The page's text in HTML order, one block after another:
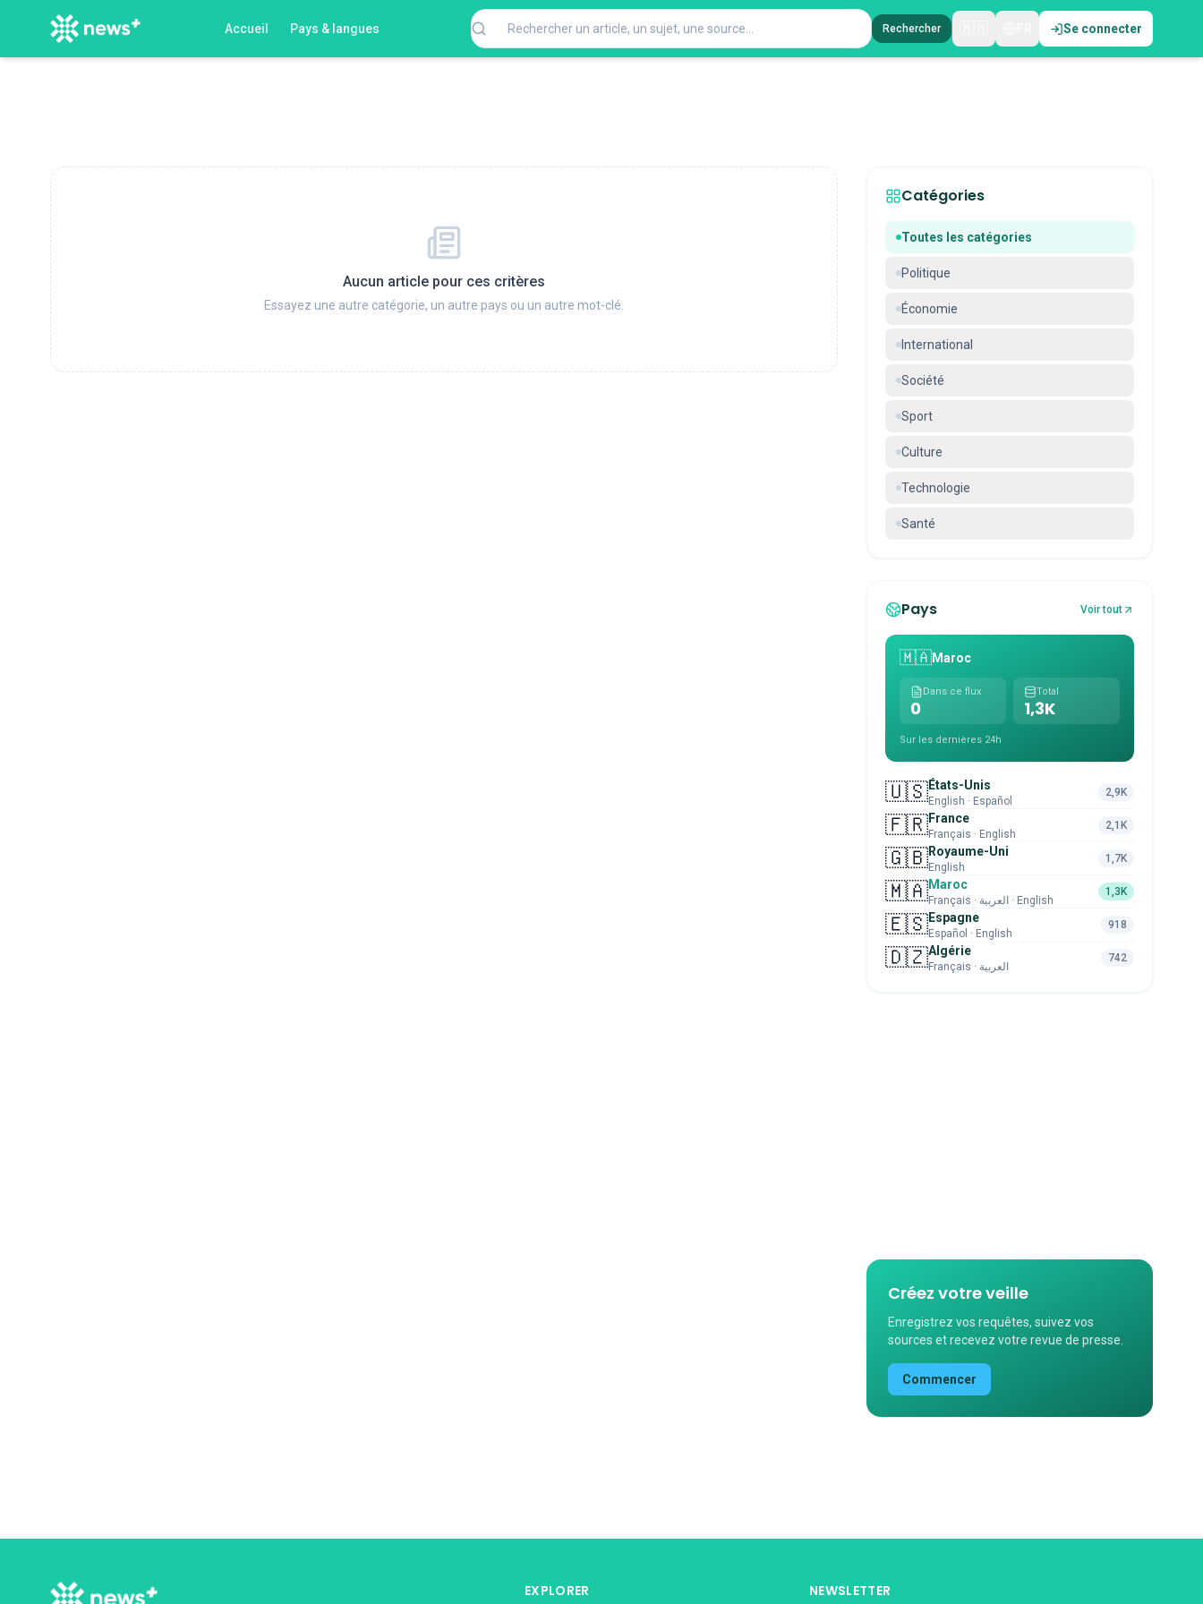
Accueil Pays & langues Rechercher Se connecter
Aucun article pour ces critères
Essayez une autre catégorie, un autre pays ou un autre mot-clé.
Catégories
Toutes les catégories
Politique
Économie
International
Société
Sport
Culture
Technologie
Santé
Pays Voir tout
🇲🇦Maroc
Dans ce flux
0
Total
1,3K
Sur les dernières 24h
🇺🇸États-Unis
English · Español
2,9K
🇫🇷France
Français · English
2,1K
🇬🇧Royaume-Uni
English
1,7K
🇲🇦Maroc
Français · العربية · English
1,3K
🇪🇸Espagne
Español · English
918
🇩🇿Algérie
Français · العربية
742
Créez votre veille
Enregistrez vos requêtes, suivez vos
sources et recevez votre revue de presse.
Commencer
EXPLORER NEWSLETTER